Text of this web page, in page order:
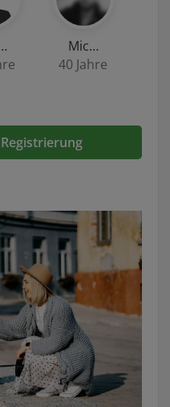
Mic…
40 Jahre